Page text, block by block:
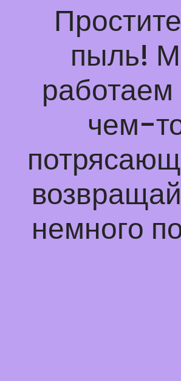
пыль!
чем-
немного